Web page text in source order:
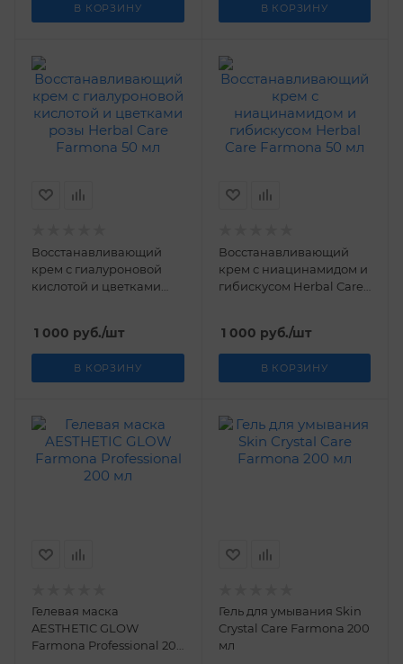
В КОРЗИНУ В КОРЗИНУ
Восстанавливающий
крем с гиалуроновой
кислотой и цветками
1 000 руб./шт
В КОРЗИНУ
Восстанавливающий
крем с ниацинамидом и
гибискусом Herbal Care
1 000 руб./шт
В КОРЗИНУ
Гелевая маска
AESTHETIC GLOW
Farmona Professional 200
Гель для умывания Skin
Crystal Care Farmona 200
мл